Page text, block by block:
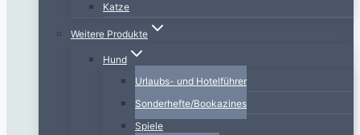
Katze
Weitere Produkte
Hund
Urlaubs- und Hotelführer
Sonderhefte/Bookazines
Spiele